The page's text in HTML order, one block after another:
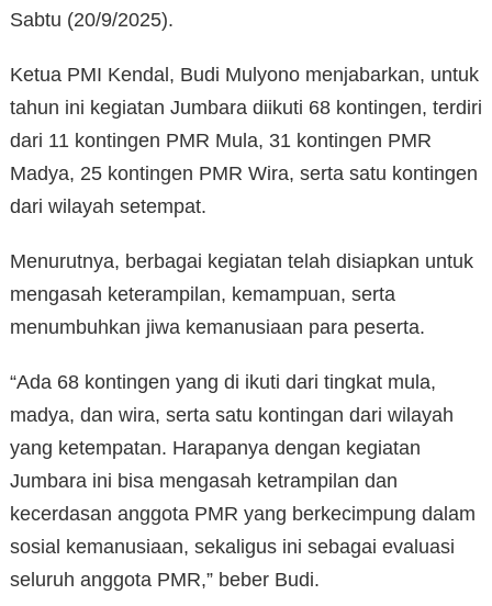
Sabtu (20/9/2025).
Ketua PMI Kendal, Budi Mulyono menjabarkan, untuk
tahun ini kegiatan Jumbara diikuti 68 kontingen, terdiri
dari 11 kontingen PMR Mula, 31 kontingen PMR
Madya, 25 kontingen PMR Wira, serta satu kontingen
dari wilayah setempat.
Menurutnya, berbagai kegiatan telah disiapkan untuk
mengasah keterampilan, kemampuan, serta
menumbuhkan jiwa kemanusiaan para peserta.
“Ada 68 kontingen yang di ikuti dari tingkat mula,
madya, dan wira, serta satu kontingan dari wilayah
yang ketempatan. Harapanya dengan kegiatan
Jumbara ini bisa mengasah ketrampilan dan
kecerdasan anggota PMR yang berkecimpung dalam
sosial kemanusiaan, sekaligus ini sebagai evaluasi
seluruh anggota PMR,” beber Budi.